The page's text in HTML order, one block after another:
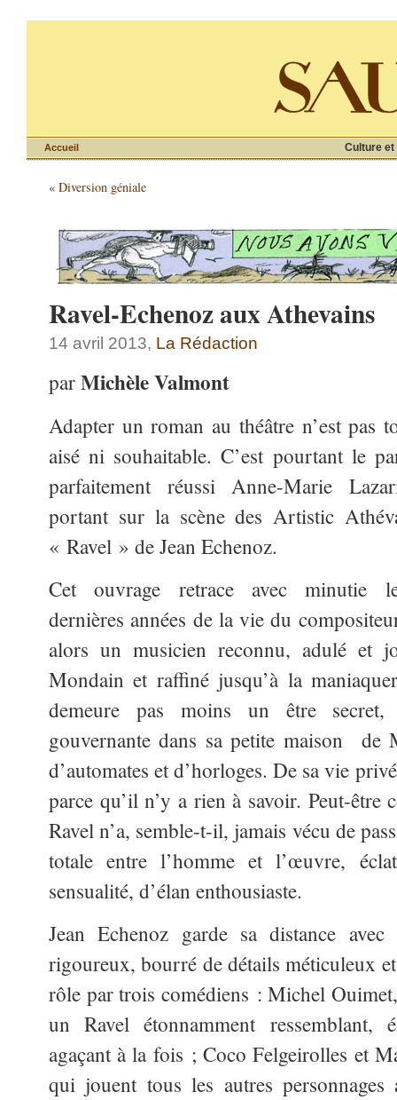
Culture et
Accueil
« Diversion géniale
Ravel-Echenoz aux Athevains
14 avril 2013, La Rédaction
parMichèle Valmont
Adapter un roman au théâtre n’est pas
aisé ni souhaitable. C’est pourtant le
parfaitement réussi Anne-Marie
portant sur la scène des Artistic
« Ravel » de Jean Echenoz.
Cet ouvrage retrace avec minutie
dernières années de la vie du
alors un musicien reconnu, adulé et
Mondain et raffiné jusqu’à la
demeure pas moins un être
gouvernante dans sa petite maison de
d’automates et d’horloges. De sa vie
parce qu’il n’y a rien à savoir. Peut-être
Ravel n’a, semble-t-il, jamais vécu de
totale entre l’homme et l’œuvre,
sensualité, d’élan enthousiaste.
Jean Echenoz garde sa distance
rigoureux, bourré de détails méticuleux
rôle par trois comédiens : Michel
un Ravel étonnamment ressemblant,
agaçant à la fois ; Coco Felgeirolles et
qui jouent tous les autres personnages